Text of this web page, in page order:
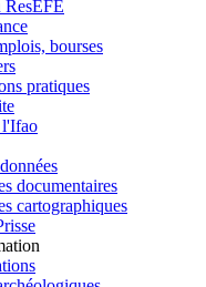
ResEFE
bourses
pratiques
l'Ifao
documentaires
cartographiques